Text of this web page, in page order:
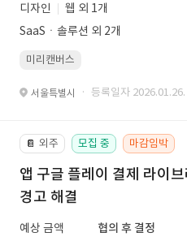
디자인
웹 외 1개
SaaSㆍ솔루션 외 2개
미리캔버스
서울특별시 · 등록일자 2026.01.26.
📔 외주 모집 중 마감임박
앱 구글 플레이 결제 라이
경고 해결
예상 금액
협의 후 결정